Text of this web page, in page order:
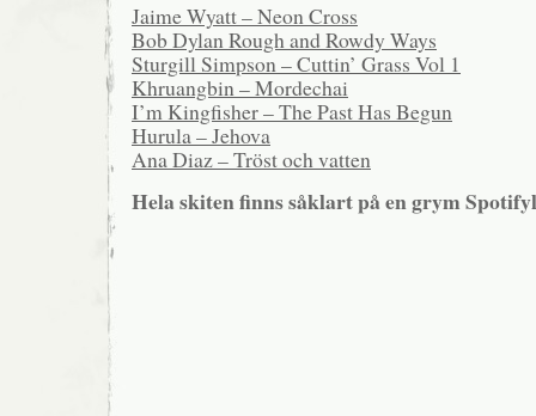
Jaime Wyatt – Neon Cross
Bob Dylan Rough and Rowdy Ways
Sturgill Simpson – Cuttin’ Grass Vol 1
Khruangbin – Mordechai
I’m Kingfisher – The Past Has Begun
Hurula – Jehova
Ana Diaz – Tröst och vatten
Hela skiten finns såklart på en grym